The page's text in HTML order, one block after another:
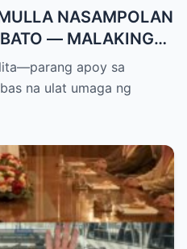
NASAMPOLAN
— MALAKING
TOTOO
apoy sa
na ulat umaga ng